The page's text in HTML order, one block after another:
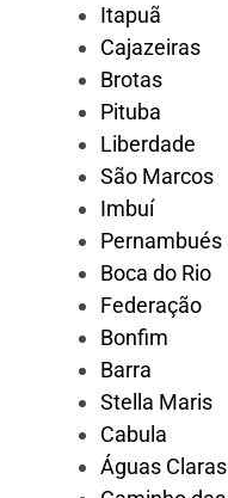
Itapuã
Cajazeiras
Brotas
Pituba
Liberdade
São Marcos
Imbuí
Pernambués
Boca do Rio
Federação
Bonfim
Barra
Stella Maris
Cabula
Águas Claras